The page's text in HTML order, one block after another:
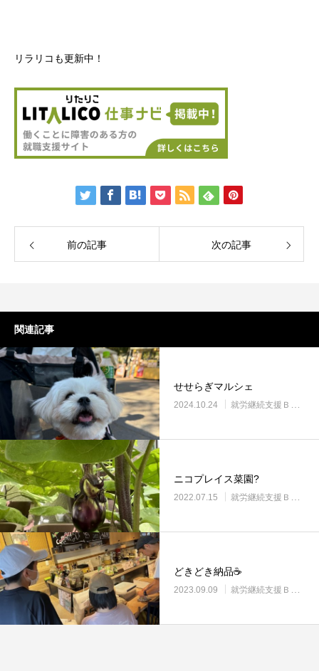
リラリコも更新中！
前の記事 次の記事
関連記事
せせらぎマルシェ
2024.10.24 就労継続支援Ｂ型・ニコプレイス
ニコプレイス菜園?
2022.07.15 就労継続支援Ｂ型・ニコプレイス
どきどき納品☕
2023.09.09 就労継続支援Ｂ型・ニコプレイス